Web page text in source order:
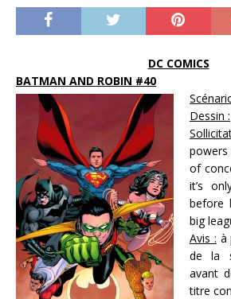
DC COMICS
BATMAN AND ROBIN #40
Dessin :
of
it’s
before
big
Avis : à
de la
avant
titre